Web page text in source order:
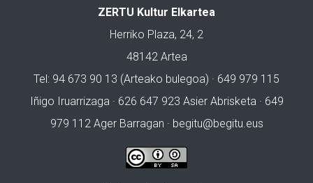
ZERTU Kultur Elkartea
Herriko Plaza, 24, 2
48142 Artea
Tel: 94 673 90 13 (Arteako bulegoa) · 649 979 115
Iñigo Iruarrizaga · 626 647 923 Asier Abrisketa · 649
979 112 Ager Barragan · begitu@begitu.eus